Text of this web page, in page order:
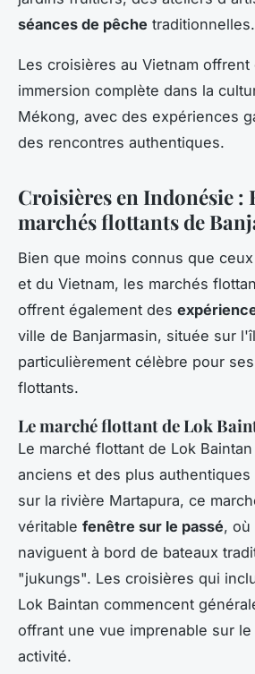
séances de pêche traditionnelles.
Les croisières au Vietnam offrent
immersion complète dans la
Mékong, avec des expériences
des rencontres authentiques.
Croisières en Indonésie :
marchés flottants de
Bien que moins connus que
et du Vietnam, les marchés
offrent également des
ville de Banjarmasin, située sur
particulièrement célèbre pour
flottants.
Le marché flottant de Lok
Le marché flottant de Lok
anciens et des plus
sur la rivière Martapura, ce
véritable fenêtre sur le passé, où
naviguent à bord de bateaux
"jukungs". Les croisières qui
Lok Baintan commencent
offrant une vue imprenable sur
activité.